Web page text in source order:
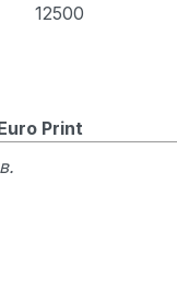
12500
Print